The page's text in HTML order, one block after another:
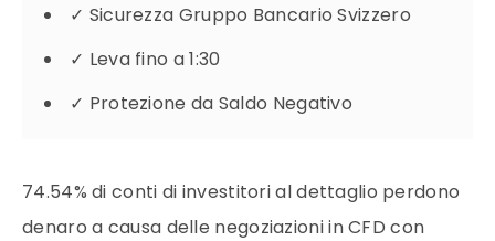
✓ Sicurezza Gruppo Bancario Svizzero
✓ Leva fino a 1:30
✓ Protezione da Saldo Negativo
74.54% di conti di investitori al dettaglio perdono
denaro a causa delle negoziazioni in CFD con